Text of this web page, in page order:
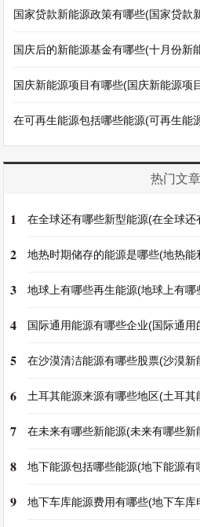
国家贷款新能源政策有哪些(国家贷款
国庆后的新能源基金有哪些(十月份新
国庆新能源项目有哪些(国庆新能源项
在可再生能源包括哪些能源(可再生能
热门文章
1 在全球还有哪些新型能源(在全球
2 地热时期储存的能源是哪些(地热
3 地球上有哪些再生能源(地球上有哪
4 国际通用能源有哪些企业(国际通用
5 在沙漠清洁能源有哪些股票(沙漠新
6 土耳其能源来源有哪些地区(土耳其
7 在未来有哪些新能源(未来有哪些
8 地下能源包括哪些能源(地下能源有
9 地下车库能源费用有哪些(地下车库